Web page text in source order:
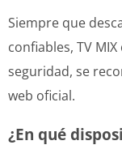
Siempre que
confiables, TV
seguridad, se
web oficial.
¿En qué